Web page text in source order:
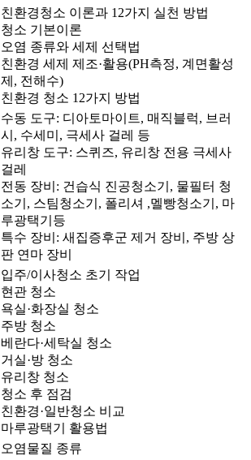
친환경청소 이론과 12가지 실천 방법
청소 기본이론
오염 종류와 세제 선택법
친환경 세제 제조·활용(PH측정, 계면활성
제, 전해수)
친환경 청소 12가지 방법
수동 도구: 디아토마이트, 매직블럭, 브러
시, 수세미, 극세사 걸레 등
유리창 도구: 스퀴즈, 유리창 전용 극세사
걸레
전동 장비: 건습식 진공청소기, 물필터 청
소기, 스팀청소기, 폴리셔 ,멜빵청소기, 마
루광택기등
특수 장비: 새집증후군 제거 장비, 주방 상
판 연마 장비
입주/이사청소 초기 작업
현관 청소
욕실·화장실 청소
주방 청소
베란다·세탁실 청소
거실·방 청소
유리창 청소
청소 후 점검
친환경·일반청소 비교
마루광택기 활용법
오염물질 종류